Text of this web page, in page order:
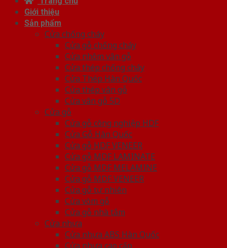
Giới thiệu
Sản phẩm
Cửa chống cháy
Cửa gỗ chống cháy
Cửa nhôm vân gỗ
Cửa thép chống cháy
Cửa Thép Hàn Quốc
Cửa thép vân gỗ
Cửa vân gỗ 5D
Cửa gỗ
Cửa gỗ công nghiệp HDF
Cửa Gỗ Hàn Quốc
Cửa gỗ HDF VENEER
Cửa gỗ MDF LAMINATE
Cửa gỗ MDF MELAMINE
Cửa gỗ MDF VENEER
Cửa gỗ tự nhiên
Cửa vòm gỗ
Cửa gỗ nhà tắm
Cửa nhựa
Cửa nhựa ABS Hàn Quốc
Cửa nhựa cao cấp